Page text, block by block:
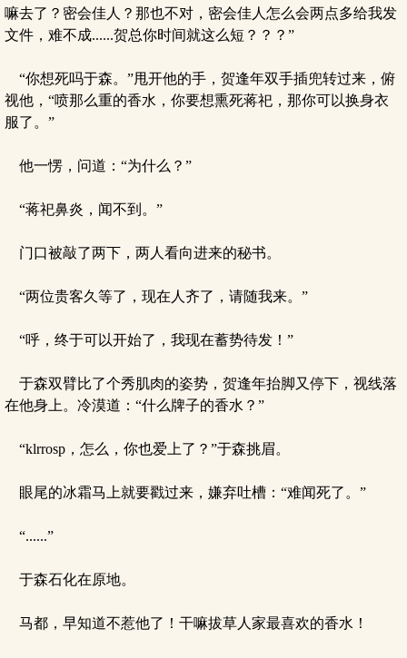
嘛去了？密会佳人？那也不对，密会佳人怎么会两点多给我发
文件，难不成......贺总你时间就这么短？？？”
“你想死吗于森。”甩开他的手，贺逢年双手插兜转过来，俯
视他，“喷那么重的香水，你要想熏死蒋祀，那你可以换身衣
服了。”
他一愣，问道：“为什么？”
“蒋祀鼻炎，闻不到。”
门口被敲了两下，两人看向进来的秘书。
“两位贵客久等了，现在人齐了，请随我来。”
“呼，终于可以开始了，我现在蓄势待发！”
于森双臂比了个秀肌肉的姿势，贺逢年抬脚又停下，视线落
在他身上。冷漠道：“什么牌子的香水？”
“klrrosp，怎么，你也爱上了？”于森挑眉。
眼尾的冰霜马上就要戳过来，嫌弃吐槽：“难闻死了。”
“......”
于森石化在原地。
马都，早知道不惹他了！干嘛拔草人家最喜欢的香水！